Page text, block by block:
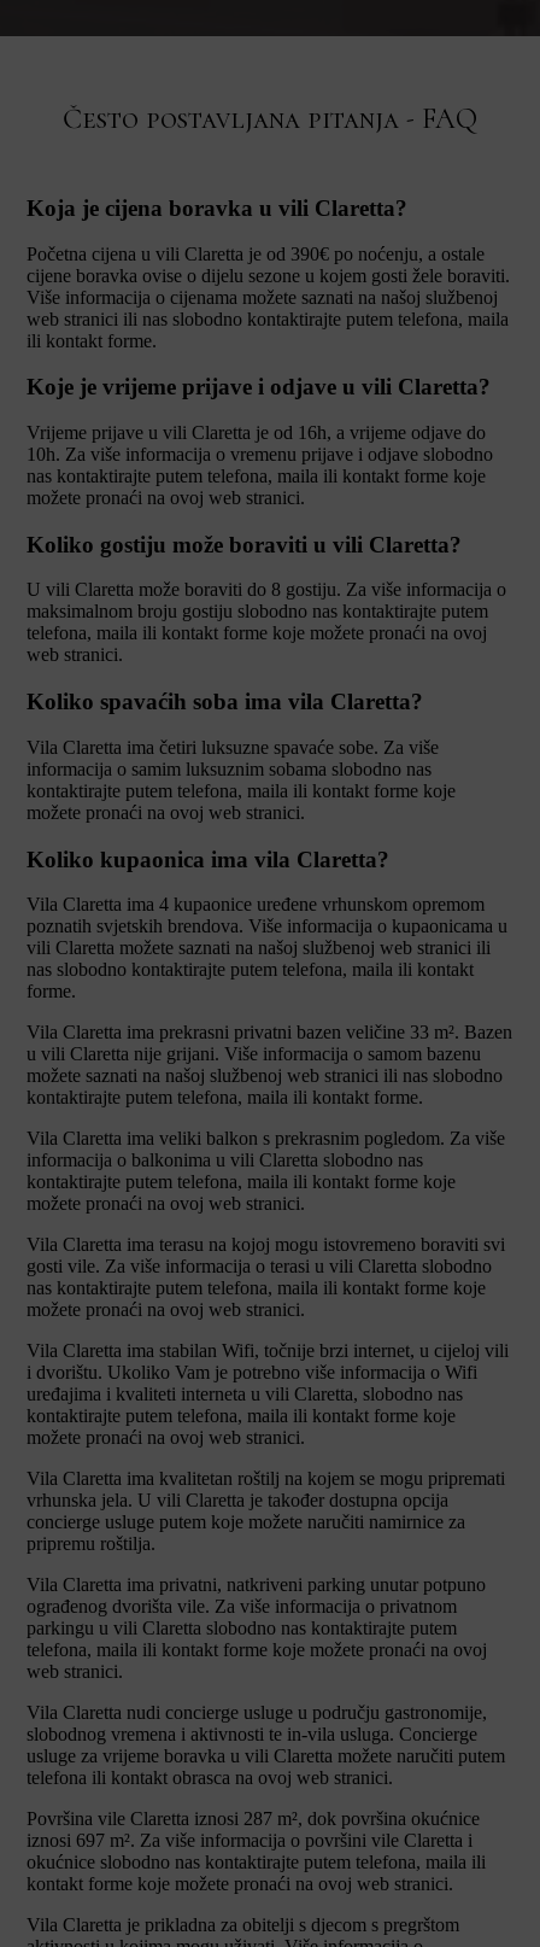
Često postavljana pitanja - FAQ
Koja je cijena boravka u vili Claretta?
Početna cijena u vili Claretta je od 390€ po noćenju, a ostale
cijene boravka ovise o dijelu sezone u kojem gosti žele boraviti.
Više informacija o cijenama možete saznati na našoj službenoj
web stranici ili nas slobodno kontaktirajte putem telefona, maila
ili kontakt forme.
Koje je vrijeme prijave i odjave u vili Claretta?
Vrijeme prijave u vili Claretta je od 16h, a vrijeme odjave do
10h. Za više informacija o vremenu prijave i odjave slobodno
nas kontaktirajte putem telefona, maila ili kontakt forme koje
možete pronaći na ovoj web stranici.
Koliko gostiju može boraviti u vili Claretta?
U vili Claretta može boraviti do 8 gostiju. Za više informacija o
maksimalnom broju gostiju slobodno nas kontaktirajte putem
telefona, maila ili kontakt forme koje možete pronaći na ovoj
web stranici.
Koliko spavaćih soba ima vila Claretta?
Vila Claretta ima četiri luksuzne spavaće sobe. Za više
informacija o samim luksuznim sobama slobodno nas
kontaktirajte putem telefona, maila ili kontakt forme koje
možete pronaći na ovoj web stranici.
Koliko kupaonica ima vila Claretta?
Vila Claretta ima 4 kupaonice uređene vrhunskom opremom
poznatih svjetskih brendova. Više informacija o kupaonicama u
vili Claretta možete saznati na našoj službenoj web stranici ili
nas slobodno kontaktirajte putem telefona, maila ili kontakt
forme.
Vila Claretta ima prekrasni privatni bazen veličine 33 m². Bazen
u vili Claretta nije grijani. Više informacija o samom bazenu
možete saznati na našoj službenoj web stranici ili nas slobodno
kontaktirajte putem telefona, maila ili kontakt forme.
Vila Claretta ima veliki balkon s prekrasnim pogledom. Za više
informacija o balkonima u vili Claretta slobodno nas
kontaktirajte putem telefona, maila ili kontakt forme koje
možete pronaći na ovoj web stranici.
Vila Claretta ima terasu na kojoj mogu istovremeno boraviti svi
gosti vile. Za više informacija o terasi u vili Claretta slobodno
nas kontaktirajte putem telefona, maila ili kontakt forme koje
možete pronaći na ovoj web stranici.
Vila Claretta ima stabilan Wifi, točnije brzi internet, u cijeloj vili
i dvorištu. Ukoliko Vam je potrebno više informacija o Wifi
uređajima i kvaliteti interneta u vili Claretta, slobodno nas
kontaktirajte putem telefona, maila ili kontakt forme koje
možete pronaći na ovoj web stranici.
Vila Claretta ima kvalitetan roštilj na kojem se mogu pripremati
vrhunska jela. U vili Claretta je također dostupna opcija
concierge usluge putem koje možete naručiti namirnice za
pripremu roštilja.
Vila Claretta ima privatni, natkriveni parking unutar potpuno
ograđenog dvorišta vile. Za više informacija o privatnom
parkingu u vili Claretta slobodno nas kontaktirajte putem
telefona, maila ili kontakt forme koje možete pronaći na ovoj
web stranici.
Vila Claretta nudi concierge usluge u području gastronomije,
slobodnog vremena i aktivnosti te in-vila usluga. Concierge
usluge za vrijeme boravka u vili Claretta možete naručiti putem
telefona ili kontakt obrasca na ovoj web stranici.
Površina vile Claretta iznosi 287 m², dok površina okućnice
iznosi 697 m². Za više informacija o površini vile Claretta i
okućnice slobodno nas kontaktirajte putem telefona, maila ili
kontakt forme koje možete pronaći na ovoj web stranici.
Vila Claretta je prikladna za obitelji s djecom s pregrštom